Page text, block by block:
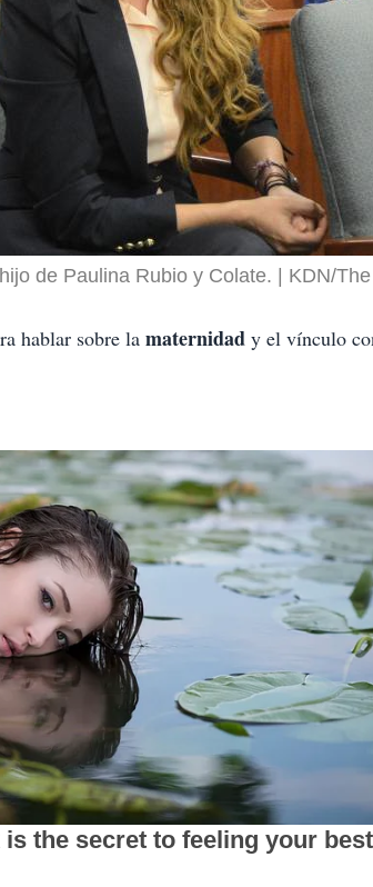
de Paulina Rubio y Colate. KDN/
hablar sobre la maternidad y el vínculo